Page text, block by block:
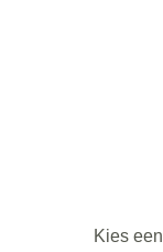
Kies